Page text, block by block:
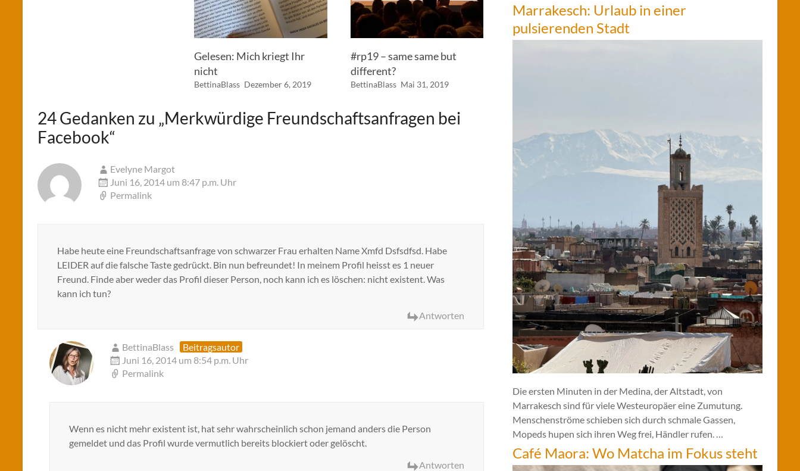
Gelesen: Mich kriegt Ihr
nicht
BettinaBlass Dezember 6, 2019
#rp19 – same same but
different?
BettinaBlass Mai 31, 2019
24 Gedanken zu „Merkwürdige Freundschaftsanfragen bei
Facebook“
Evelyne Margot
Juni 16, 2014 um 8:47 p.m. Uhr
Permalink
Habe heute eine Freundschaftsanfrage von schwarzer Frau erhalten Name Xmfd Dsfsdfsd. Habe
LEIDER auf die falsche Taste gedrückt. Bin nun befreundet! In meinem Profil heisst es 1 neuer
Freund. Finde aber weder das Profil dieser Person, noch kann ich es löschen: nicht existent. Was
kann ich tun?
Antworten
BettinaBlass
Beitragsautor
Juni 16, 2014 um 8:54 p.m. Uhr
Permalink
Wenn es nicht mehr existent ist, hat sehr wahrscheinlich schon jemand anders die Person
gemeldet und das Profil wurde vermutlich bereits blockiert oder gelöscht.
Antworten
Marrakesch: Urlaub in einer
pulsierenden Stadt
Die ersten Minuten in der Medina, der Altstadt, von
Marrakesch sind für viele Westeuropäer eine Zumutung.
Menschenströme schieben sich durch schmale Gassen,
Mopeds hupen sich ihren Weg frei, Händler rufen. …
Café Maora: Wo Matcha im Fokus steht